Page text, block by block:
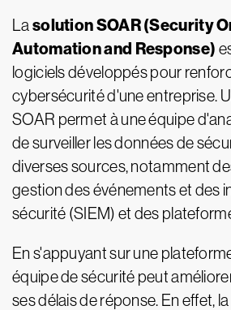
La solution SOAR (Security
Automation and Response)
logiciels développés pour
cybersécurité d'une entreprise.
SOAR permet à une équipe
de surveiller les données de
diverses sources, notamment
gestion des événements et des
sécurité (SIEM) et des
En s'appuyant sur une
équipe de sécurité peut
ses délais de réponse. En effet,